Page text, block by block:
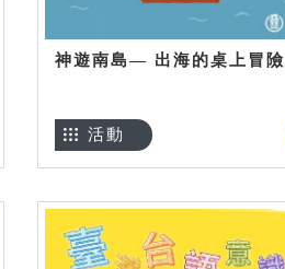
神遊南島— 出海的桌上冒險
活動